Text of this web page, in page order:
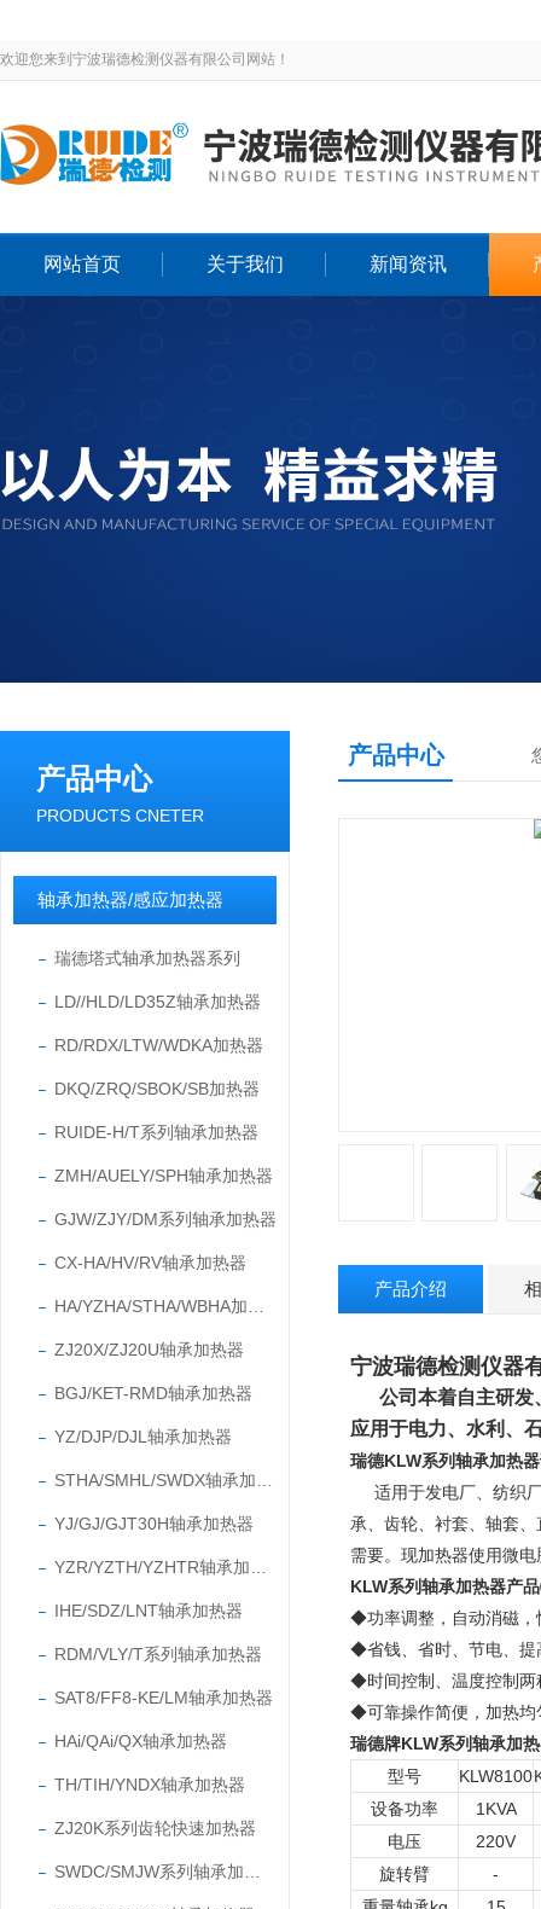
欢迎您来到宁波瑞德检测仪器有限公司网站！
网站首页 关于我们 新闻资讯
产品中心
PRODUCTS CNETER
轴承加热器/感应加热器
瑞德塔式轴承加热器系列
LD//HLD/LD35Z轴承加热器
RD/RDX/LTW/WDKA加热器
DKQ/ZRQ/SBOK/SB加热器
RUIDE-H/T系列轴承加热器
ZMH/AUELY/SPH轴承加热器
GJW/ZJY/DM系列轴承加热器
CX-HA/HV/RV轴承加热器
ZJ20X/ZJ20U轴承加热器
BGJ/KET-RMD轴承加热器
YZ/DJP/DJL轴承加热器
YJ/GJ/GJT30H轴承加热器
IHE/SDZ/LNT轴承加热器
RDM/VLY/T系列轴承加热器
SAT8/FF8-KE/LM轴承加热器
HAi/QAi/QX轴承加热器
TH/TIH/YNDX轴承加热器
ZJ20K系列齿轮快速加热器
产品中心
产品介绍
宁波瑞德检测仪器
公司本着自主研发
应用于电力、水利、
瑞德KLW系列轴承加热
适用于发电厂、纺织
承、齿轮、衬套、轴套
需要。 现加热器使用微
KLW系列轴承加热器产
◆功率调整，自动消磁，
◆省钱、省时、节电、提
◆时间控制、温度控制两
◆可靠操作简便，加热均
瑞德牌KLW系列轴承加
型号
KLW8100
设备功率
1KVA
电压
220V
旋转臂
-